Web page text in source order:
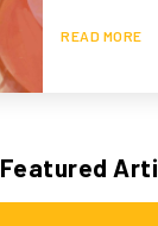
READ MORE
Featured